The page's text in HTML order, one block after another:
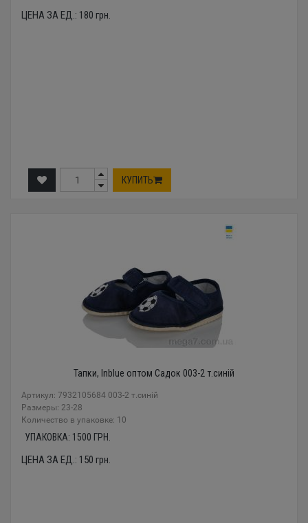
ЦЕНА ЗА ЕД.: 180 грн.
КУПИТЬ
Тапки, Inblue оптом Садок 003-2 т.синій
Артикул: 7932105684 003-2 т.синій
Размеры: 23-28
Количество в упаковке: 10
УПАКОВКА: 1500 ГРН.
ЦЕНА ЗА ЕД.: 150 грн.